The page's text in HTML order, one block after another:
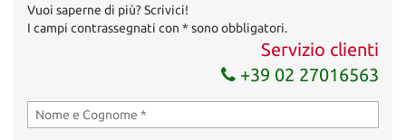
Vuoi saperne di più? Scrivici!
I campi contrassegnati con * sono obbligatori.
Servizio clienti
+39 02 27016563